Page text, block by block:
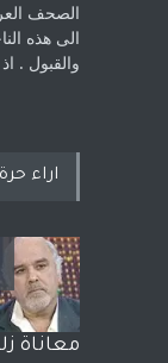
الصحف
الى هذه
والقبول .
اراء حرة
معاناة